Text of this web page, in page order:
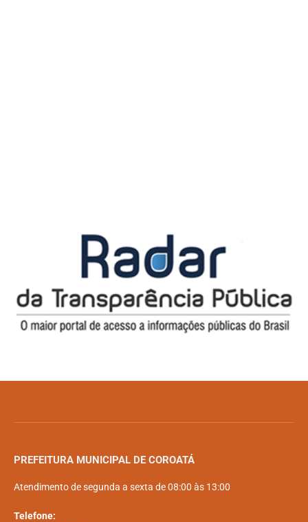
PREFEITURA MUNICIPAL DE COROATÁ
Atendimento de segunda a sexta de 08:00 às 13:00
Telefone: